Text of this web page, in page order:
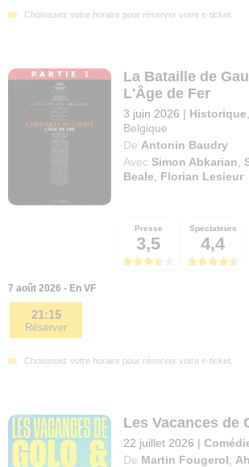
Choisissez votre horaire pour réserver votre e-ticket.
La Bataille de
L'Âge de Fer
3 juin 2026 | Historique
Belgique
De Antonin Baudry
Avec Simon Abkarian ,
Beale
Florian Lesieur
Presse
3,5
Spectateurs
4,4
7 août 2026 - En VF
21:15
Réserver
Choisissez votre horaire pour réserver votre e-ticket.
Les Vacances de
22 juillet 2026 |
De Martin Fougerol